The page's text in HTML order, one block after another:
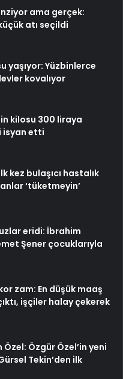
ama gerçek:
atı seçildi
yaşıyor: Yüzbinlerce
kovalıyor
kilosu 300 liraya
isyan etti
kez bulaşıcı hastalık
‘tüketmeyin’
eridi: İbrahim
Şener çocuklarıyla
zam: En düşük maaş
işçiler halay çekerek
Özgür Özel’in yeni
Tekin’den ilk